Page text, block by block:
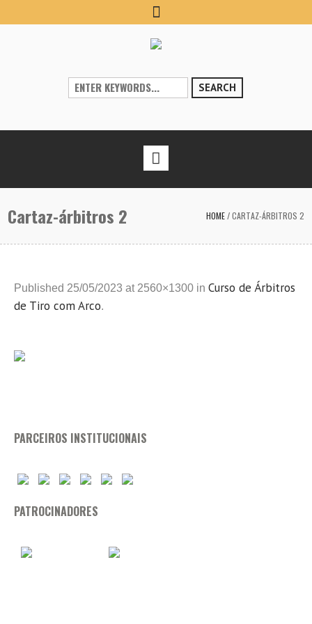
SEARCH
Cartaz-árbitros 2 HOME/CARTAZ-ÁRBITROS 2
Published 25/05/2023 at 2560×1300 in Curso de Árbitros
de Tiro com Arco.
PARCEIROS INSTITUCIONAIS
PATROCINADORES